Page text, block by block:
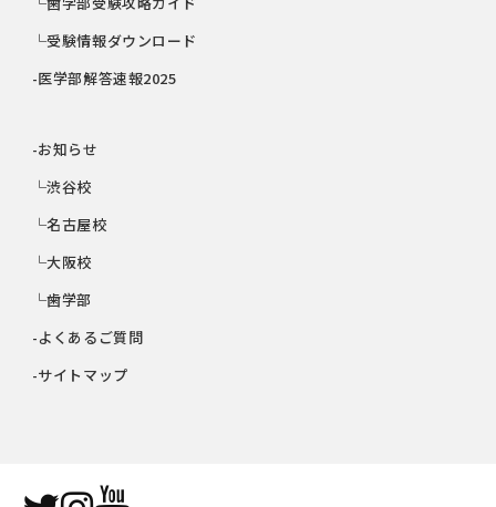
└受験情報ダウンロード
-医学部解答速報2025
-お知らせ
└渋谷校
└名古屋校
└大阪校
└歯学部
-よくあるご質問
-サイトマップ